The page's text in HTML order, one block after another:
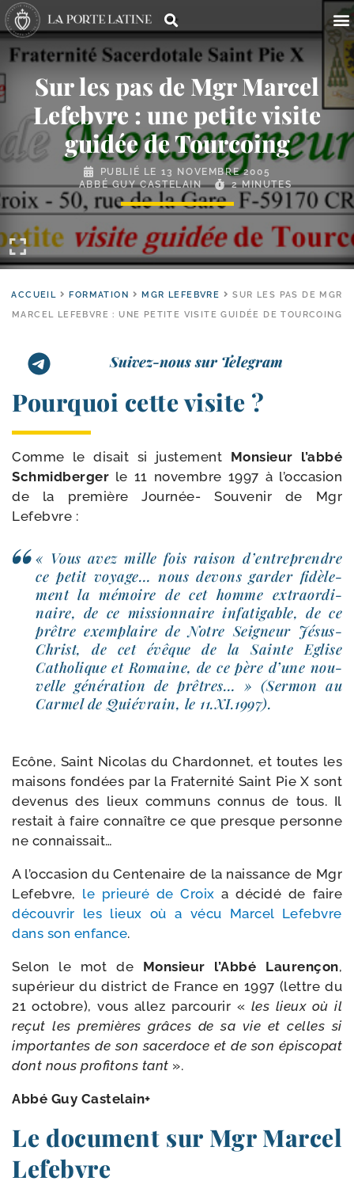
Sur les pas de Mgr Marcel
Lefebvre : une petite visite
guidée de Tourcoing
PUBLIÉ LE 13 NOVEMBRE 2005
ABBÉ GUY CASTELAIN
2 MINUTES
ACCUEIL FORMATION MGR LEFEBVRE
SUR LES PAS DE MGR
MARCEL LEFEBVRE : UNE PETITE VISITE GUIDÉE DE TOURCOING
Suivez-nous sur Telegram
Pourquoi cette visite ?
Comme le disait si jus­te­ment Monsieur l’ab­bé
Schmidberger le 11 novembre 1997 à l’oc­ca­sion
de la pre­mière Journée- Souvenir de Mgr
Lefebvre :
« Vous avez mille fois rai­son d’en­tre­prendre
ce petit voyage… nous devons gar­der fidè­le­
ment la mémoire de cet homme extra­or­di­
naire, de ce mis­sion­naire infa­ti­gable, de ce
prêtre exem­plaire de Notre Seigneur Jésus-​
Christ, de cet évêque de la Sainte Eglise
Catholique et Romaine, de ce père d’une nou­
velle géné­ra­tion de prêtres… » (Sermon au
Carmel de Quiévrain, le 11.XI.1997).
Ecône, Saint Nicolas du Chardonnet, et toutes les
mai­sons fon­dées par la Fraternité Saint Pie X sont
deve­nus des lieux com­muns connus de tous. Il
res­tait à faire connaître ce que presque per­sonne
ne connaissait…
A l’oc­ca­sion du Centenaire de la nais­sance de Mgr
Lefebvre, le prieu­ré de Croix a déci­dé de faire
décou­vrir les lieux où a vécu Marcel Lefebvre
dans son enfance.
Selon le mot de Monsieur l’Abbé Laurençon,
supé­rieur du dis­trict de France en 1997 (lettre du
21 octobre), vous allez par­cou­rir « les lieux où il
reçut les pre­mières grâces de sa vie et celles si
impor­tantes de son sacer­doce et de son épis­co­pat
dont nous pro­fi­tons tant ».
Abbé Guy Castelain+
Le document sur Mgr Marcel
Lefebvre